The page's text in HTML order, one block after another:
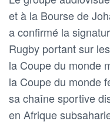
et à la Bourse de
a confirmé la
Rugby portant sur
la Coupe du monde
la Coupe du monde
sa chaîne sportive
en Afrique